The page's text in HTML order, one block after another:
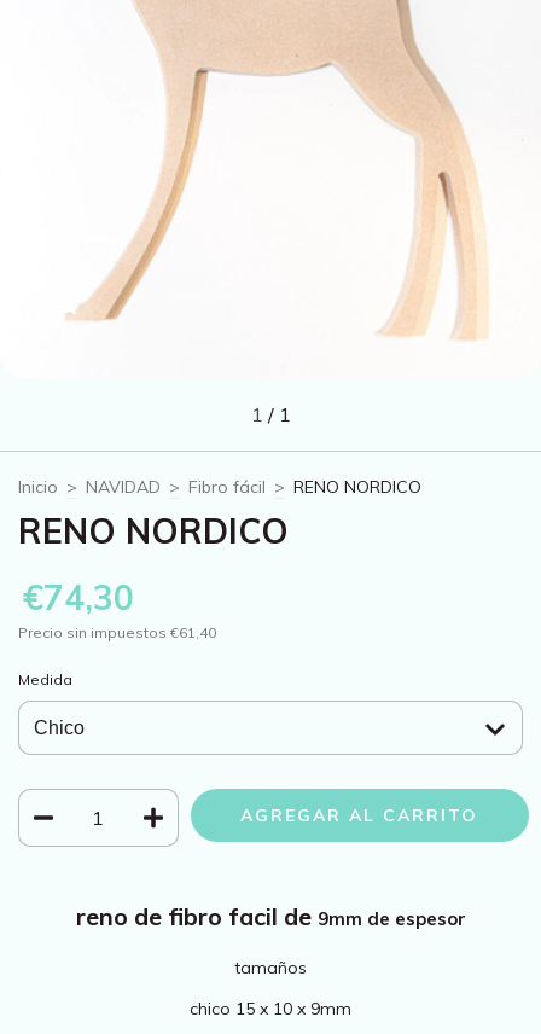
1 / 1
Inicio > NAVIDAD > Fibro fácil > RENO NORDICO
RENO NORDICO
€74,30
Precio sin impuestos €61,40
Medida
reno de fibro facil de 9mm de espesor
tamaños
chico 15 x 10 x 9mm